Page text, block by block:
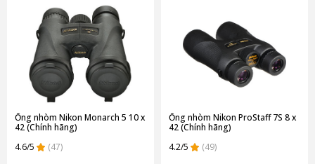
Ống nhòm Nikon Monarch 5 10 x
42 (Chính hãng)
4.6/5
(47)
Ống nhòm Nikon ProStaff 7S 8 x
42 (Chính hãng)
4.2/5
(49)